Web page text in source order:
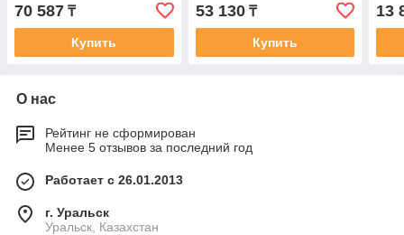
70 587 ₸
Купить
53 130₸
Купить
13
О нас
Рейтинг не сформирован
Менее 5 отзывов за последний год
Работает с 26.01.2013
г. Уральск
Уральск, Казахстан